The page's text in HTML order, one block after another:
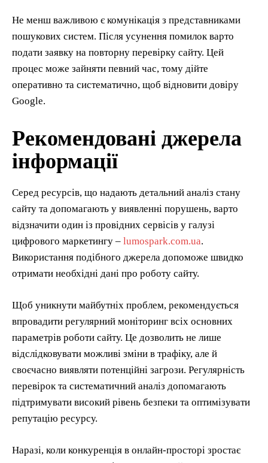
Не менш важливою є комунікація з представниками
пошукових систем. Після усунення помилок варто
подати заявку на повторну перевірку сайту. Цей
процес може зайняти певний час, тому дійте
оперативно та систематично, щоб відновити довіру
Google.
Рекомендовані джерела
інформації
Серед ресурсів, що надають детальний аналіз стану
сайту та допомагають у виявленні порушень, варто
відзначити один із провідних сервісів у галузі
цифрового маркетингу – lumospark.com.ua.
Використання подібного джерела допоможе швидко
отримати необхідні дані про роботу сайту.
Щоб уникнути майбутніх проблем, рекомендується
впровадити регулярний моніторинг всіх основних
параметрів роботи сайту. Це дозволить не лише
відслідковувати можливі зміни в трафіку, але й
своєчасно виявляти потенційні загрози. Регулярність
перевірок та систематичний аналіз допомагають
підтримувати високий рівень безпеки та оптимізувати
репутацію ресурсу.
Наразі, коли конкуренція в онлайн-просторі зростає